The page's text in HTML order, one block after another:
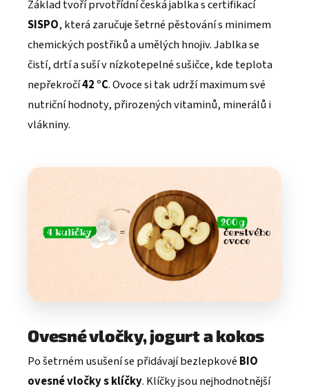
Základ tvoří prvotřídní česká jablka s certifikací
SISPO, která zaručuje šetrné pěstování s minimem
chemických postřiků a umělých hnojiv. Jablka se
čistí, drtí a suší v nízkotepelné sušičce, kde teplota
nepřekročí42 °C. Ovoce si tak udrží maximum své
nutriční hodnoty, přirozených vitaminů, minerálů i
vlákniny.
Ovesné vločky, jogurt a kokos
Po šetrném usušení se přidávají bezlepkové BIO
ovesné vločky s klíčky. Klíčky jsou nejhodnotnější